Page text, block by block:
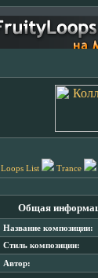
Loops List Trance
Общая
Название композиции:
Стиль композиции:
Автор: